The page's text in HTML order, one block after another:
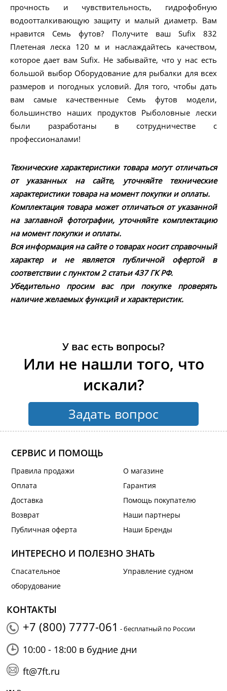
прочность и чувствительность, гидрофобную
водоотталкивающую защиту и малый диаметр. Вам
нравится Семь футов? Получите ваш Sufix 832
Плетеная леска 120 м и наслаждайтесь качеством,
которое дает вам Sufix. Не забывайте, что у нас есть
большой выбор Оборудование для рыбалки для всех
размеров и погодных условий. Для того, чтобы дать
вам самые качественные Семь футов модели,
большинство наших продуктов Рыболовные лески
были разработаны в сотрудничестве с
профессионалами!
Технические характеристики товара могут отличаться
от указанных на сайте, уточняйте технические
характеристики товара на момент покупки и оплаты.
Комплектация товара может отличаться от указанной
на заглавной фотографии, уточняйте комплектацию
на момент покупки и оплаты.
Вся информация на сайте о товарах носит справочный
характер и не является публичной офертой в
соответствии с пунктом 2 статьи 437 ГК РФ.
Убедительно просим вас при покупке проверять
наличие желаемых функций и характеристик.
У вас есть вопросы?
Или не нашли того, что
искали?
Задать вопрос
СЕРВИС И ПОМОЩЬ
Правила продажи
Оплата
Доставка
Возврат
Публичная оферта
О магазине
Гарантия
Помощь покупателю
Наши партнеры
Наши Бренды
ИНТЕРЕСНО И ПОЛЕЗНО ЗНАТЬ
Спасательное
оборудование
Управление судном
КОНТАКТЫ
+7 (800) 7777-061 - бесплатный по России
10:00 - 18:00 в будние дни
ft@7ft.ru